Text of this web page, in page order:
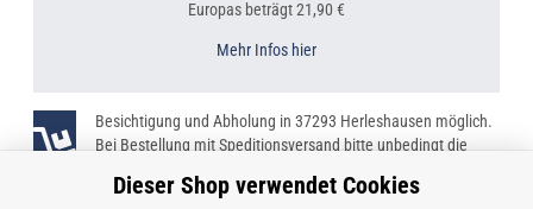
Europas beträgt 21,90 €
Mehr Infos hier
Besichtigung und Abholung in 37293 Herleshausen möglich.
Bei Bestellung mit Speditionsversand bitte unbedingt die
Dieser Shop verwendet Cookies